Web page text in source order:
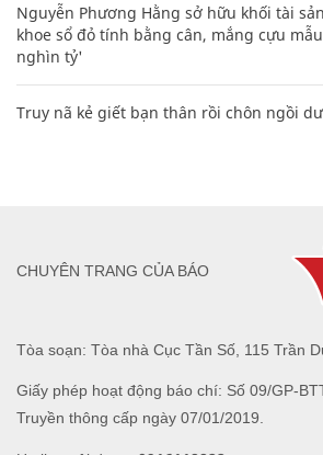
Nguyễn Phương Hằng sở hữu khối tài
khoe sổ đỏ tính bằng cân, mắng cựu
nghìn tỷ'
Truy nã kẻ giết bạn thân rồi chôn ngồi
Tòa soạn: Tòa nhà Cục Tần Số, 115 Trần
Giấy phép hoạt động báo chí: Số 09/GP-
Truyền thông cấp ngày 07/01/2019.
CHUYÊN TRANG CỦA BÁO